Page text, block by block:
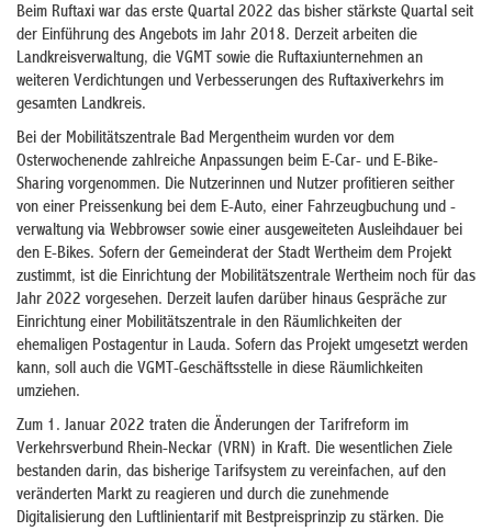
Beim Ruftaxi war das erste Quartal 2022 das bisher stärkste Quartal seit
der Einführung des Angebots im Jahr 2018. Derzeit arbeiten die
Landkreisverwaltung, die VGMT sowie die Ruftaxiunternehmen an
weiteren Verdichtungen und Verbesserungen des Ruftaxiverkehrs im
gesamten Landkreis.
Bei der Mobilitätszentrale Bad Mergentheim wurden vor dem
Osterwochenende zahlreiche Anpassungen beim E-Car- und E-Bike-
Sharing vorgenommen. Die Nutzerinnen und Nutzer profitieren seither
von einer Preissenkung bei dem E-Auto, einer Fahrzeugbuchung und -
verwaltung via Webbrowser sowie einer ausgeweiteten Ausleihdauer bei
den E-Bikes. Sofern der Gemeinderat der Stadt Wertheim dem Projekt
zustimmt, ist die Einrichtung der Mobilitätszentrale Wertheim noch für das
Jahr 2022 vorgesehen. Derzeit laufen darüber hinaus Gespräche zur
Einrichtung einer Mobilitätszentrale in den Räumlichkeiten der
ehemaligen Postagentur in Lauda. Sofern das Projekt umgesetzt werden
kann, soll auch die VGMT-Geschäftsstelle in diese Räumlichkeiten
umziehen.
Zum 1. Januar 2022 traten die Änderungen der Tarifreform im
Verkehrsverbund Rhein-Neckar (VRN) in Kraft. Die wesentlichen Ziele
bestanden darin, das bisherige Tarifsystem zu vereinfachen, auf den
veränderten Markt zu reagieren und durch die zunehmende
Digitalisierung den Luftlinientarif mit Bestpreisprinzip zu stärken. Die